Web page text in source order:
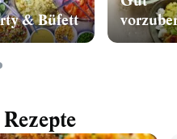
& Büfett